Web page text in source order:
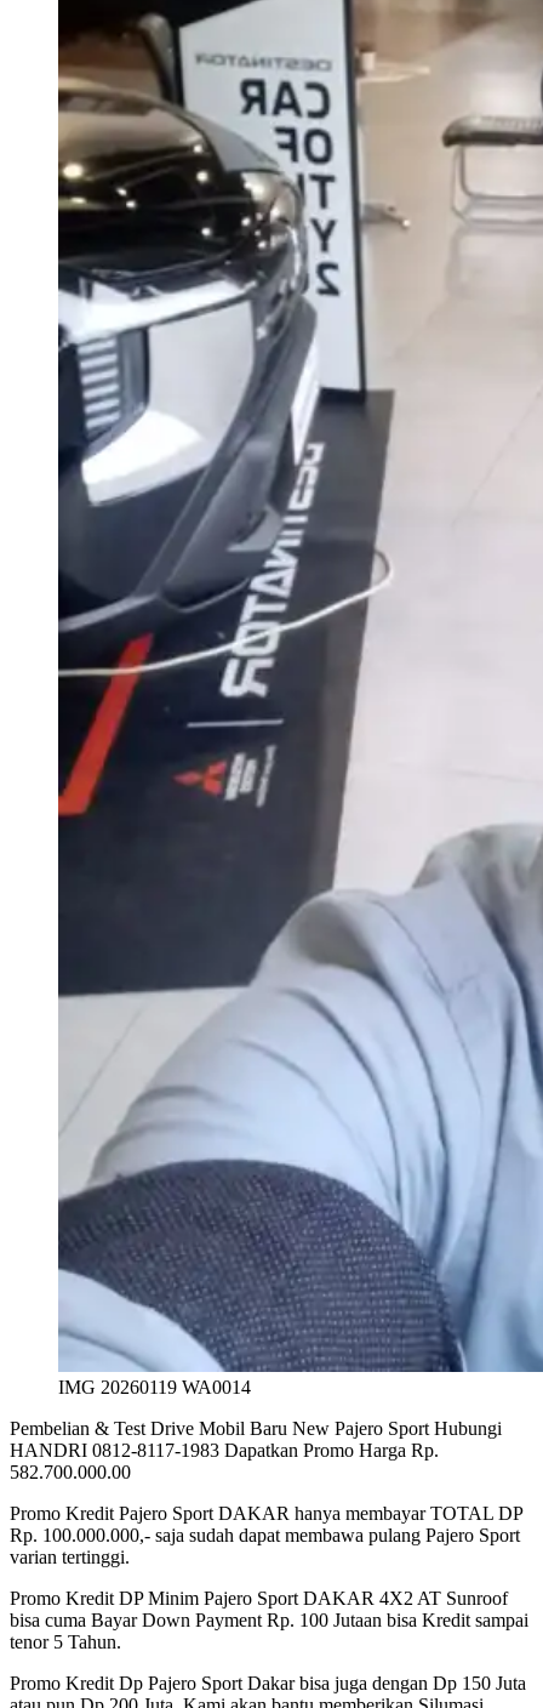
IMG 20260119 WA0014
Pembelian & Test Drive Mobil Baru New Pajero Sport Hubungi
HANDRI 0812-8117-1983 Dapatkan Promo Harga Rp.
582.700.000.00
Promo Kredit Pajero Sport DAKAR hanya membayar TOTAL DP
Rp. 100.000.000,- saja sudah dapat membawa pulang Pajero Sport
varian tertinggi.
Promo Kredit DP Minim Pajero Sport DAKAR 4X2 AT Sunroof
bisa cuma Bayar Down Payment Rp. 100 Jutaan bisa Kredit sampai
tenor 5 Tahun.
Promo Kredit Dp Pajero Sport Dakar bisa juga dengan Dp 150 Juta